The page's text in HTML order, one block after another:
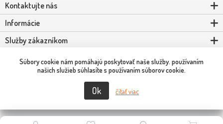
Kontaktujte nás
Informácie
Služby zákazníkom
Môj účet
Copyright © 2026 Scooter-Tuning SK. Všetky práva vyhradené.
Súbory cookie nám pomáhajú poskytovať naše služby. používaním
našich služieb súhlasíte s používaním súborov cookie.
Ok čítať viac